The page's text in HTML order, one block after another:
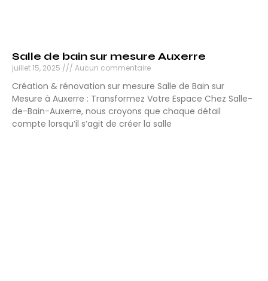
Salle de bain sur mesure Auxerre
juillet 15, 2025 Aucun commentaire
Création & rénovation sur mesure Salle de Bain sur
Mesure à Auxerre : Transformez Votre Espace Chez Salle-
de-Bain-Auxerre, nous croyons que chaque détail
compte lorsqu’il s’agit de créer la salle